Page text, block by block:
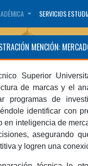
SERVICIOS
MENCIÓN:
Superior
de marcas y el
programas de
identificar con
en inteligencia de
asegurando
y logren una